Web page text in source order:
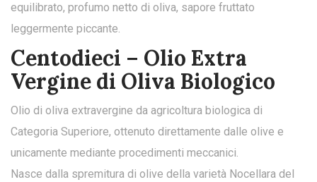
equilibrato, profumo netto di oliva, sapore fruttato
leggermente piccante.
Centodieci – Olio Extra
Vergine di Oliva Biologico
Olio di oliva extravergine da agricoltura biologica di
Categoria Superiore, ottenuto direttamente dalle olive e
unicamente mediante procedimenti meccanici.
Nasce dalla spremitura di olive della varietà Nocellara del